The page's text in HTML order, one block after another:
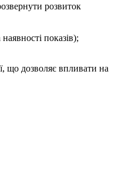
розвиток
показів);
що дозволяє впливати на